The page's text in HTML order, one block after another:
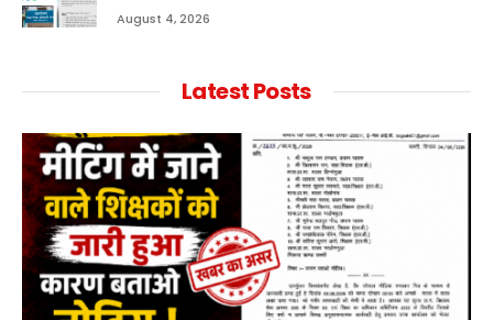
August 4, 2026
Latest Posts